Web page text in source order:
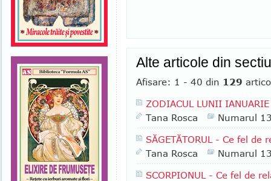
Alte articole din
Afisare: 1 - 40 din 129
ZODIACUL LUNII IANUARIE
Tana Rosca
Numarul
SĂGETĂTORUL - Ce fel
Tana Rosca
Numarul
SCORPIONUL - Ce fel de